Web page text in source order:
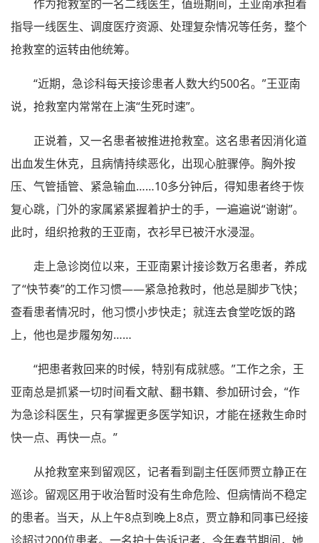
作为抢救室的一名二线医生，值班期间，王亚南承担着
指导一线医生、调度医疗资源、处理复杂情况等任务，整个
抢救室的运转由他统筹。
“近期，急诊科每天接诊患者人数大约500名。”王亚南
说，抢救室内常常在上演“生死时速”。
正说着，又一名患者被推进抢救室。这名患者因消化道
出血发生休克，且病情持续恶化，出现心脏骤停。胸外按
压、气管插管、紧急输血……10多分钟后，得知患者终于恢
复心跳，门外的家属紧紧握着护士的手，一遍遍说“谢谢”。
此时，组织抢救的王亚南，衣衫早已被汗水浸湿。
走上急诊岗位以来，王亚南累计接诊数万名患者，养成
了“快节奏”的工作习惯——紧急抢救时，他总是脚步飞快；
查看患者情况时，他习惯小步快走；就连去食堂吃饭的路
上，他也是步履匆匆……
“把患者救回来的时候，特别有成就感。”工作之余，王
亚南总是抓紧一切时间看文献、翻书籍、参加研讨会，“作
为急诊科医生，只有掌握更多医学知识，才能在拯救生命时
快一点、再快一点。”
从抢救室来到留观区，记者看到副主任医师贾立静正在
巡诊。留观区用于收治暂时没有生命危险、但病情尚不稳定
的患者。当天，从上午8点到晚上8点，贾立静和同事已经接